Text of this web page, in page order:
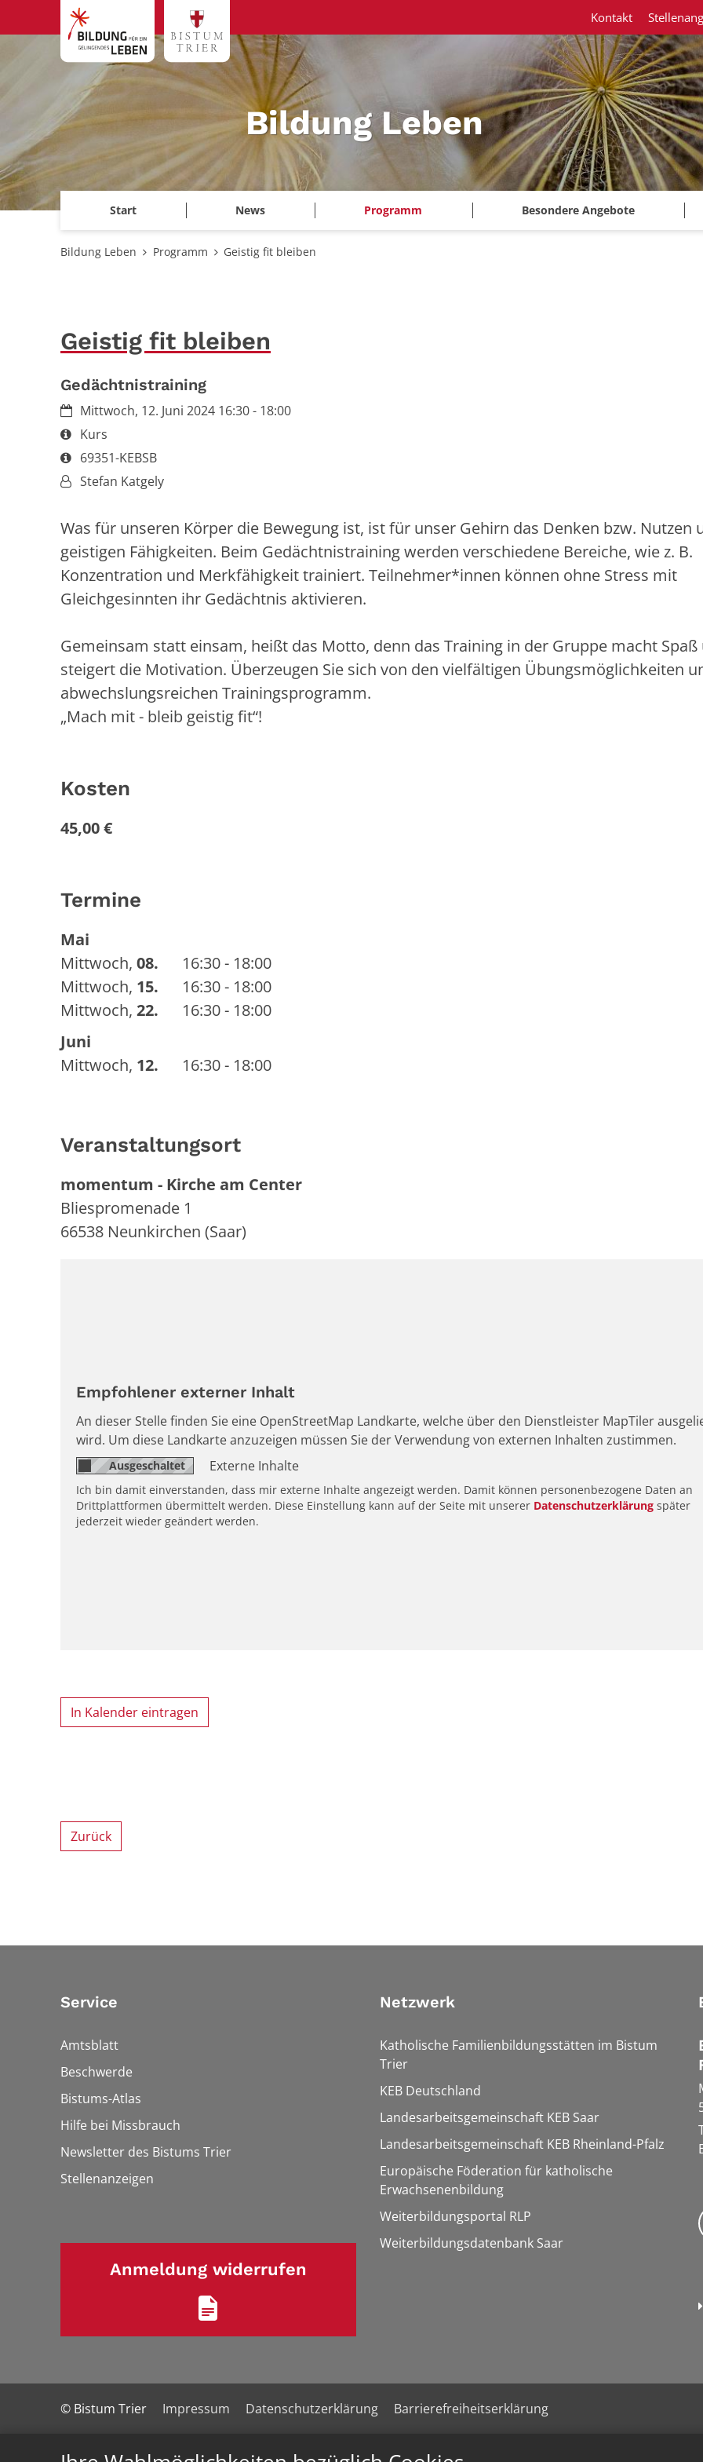
Zum Inhalt springen
Bildung Leben
Start News Programm Besondere Angebote
Kontakt
Bildung Leben Programm Geistig fit bleiben
Geistig fit bleiben
Gedächtnistraining
Datum:Mittwoch, 12. Juni 2024 16:30 - 18:00
Art bzw. Nummer:
Kurs
Art bzw. Nummer:
69351-KEBSB
Von:Stefan Katgely
Was für unseren Körper die Bewegung ist, ist für unser Gehirn das Denken bzw. Nutzen
geistigen Fähigkeiten. Beim Gedächtnistraining werden verschiedene Bereiche, wie z. B.
Konzentration und Merkfähigkeit trainiert. Teilnehmer*innen können ohne Stress mit
Gleichgesinnten ihr Gedächtnis aktivieren.
Gemeinsam statt einsam, heißt das Motto, denn das Training in der Gruppe macht Spaß
steigert die Motivation. Überzeugen Sie sich von den vielfältigen Übungsmöglichkeiten
abwechslungsreichen Trainingsprogramm.
„Mach mit - bleib geistig fit“!
Kosten
45,00 €
Termine
Mai
Mittwoch, 08.
16:30 - 18:00
Mittwoch, 15.
16:30 - 18:00
Mittwoch, 22.
16:30 - 18:00
Juni
Mittwoch, 12. 16:30 - 18:00
Veranstaltungsort
momentum - Kirche am Center
Bliespromenade 1
66538 Neunkirchen (Saar)
Empfohlener externer Inhalt
An dieser Stelle finden Sie eine OpenStreetMap Landkarte, welche über den Dienstleister MapTiler
wird. Um diese Landkarte anzuzeigen müssen Sie der Verwendung von externen Inhalten zustimmen.
Externe Inhalte
Ich bin damit einverstanden, dass mir externe Inhalte angezeigt werden. Damit können personenbezogene Daten an
Drittplattformen übermittelt werden. Diese Einstellung kann auf der Seite mit unserer Datenschutzerklärung später
jederzeit wieder geändert werden.
In Kalender eintragen
Zurück
Service
Amtsblatt
Beschwerde
Bistums-Atlas
Hilfe bei Missbrauch
Newsletter des Bistums Trier
Stellenanzeigen
Anmeldung widerrufen
Netzwerk
Katholische Familienbildungsstätten im Bistum
Trier
KEB Deutschland
Landesarbeitsgemeinschaft KEB Saar
Landesarbeitsgemeinschaft KEB Rheinland-Pfalz
Europäische Föderation für katholische
Erwachsenenbildung
Weiterbildungsportal RLP
Weiterbildungsdatenbank Saar
© Bistum Trier Impressum Datenschutzerklärung Barrierefreiheitserklärung